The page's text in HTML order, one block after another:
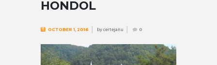
HONDOL
OCTOBER 1, 2016 bycertejanu 0